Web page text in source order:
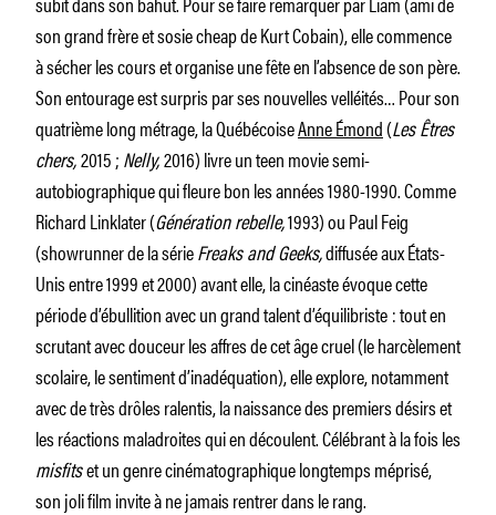
son grand frère et sosie cheap de Kurt Cobain), elle commence
à sécher les cours et organise une fête en l’absence de son père.
Son entourage est surpris par ses nouvelles velléités… Pour son
quatrième long métrage, la QuébécoiseAnne Émond(Les Êtres
chers,2015 ;Nelly,2016) livre un teen movie semi-
autobiographique qui fleure bon les années 1980-1990. Comme
Richard Linklater (Génération rebelle,1993) ou Paul Feig
(showrunner de la sérieFreaks and Geeks,diffusée aux États-
Unis entre 1999 et 2000) avant elle, la cinéaste évoque cette
période d’ébullition avec un grand talent d’équilibriste : tout en
scrutant avec douceur les affres de cet âge cruel (le harcèlement
scolaire, le sentiment d’inadéquation), elle explore, notamment
avec de très drôles ralentis, la naissance des premiers désirs et
les réactions maladroites qui en découlent. Célébrant à la fois les
misfitset un genre cinématographique longtemps méprisé,
son joli film invite à ne jamais rentrer dans le rang.